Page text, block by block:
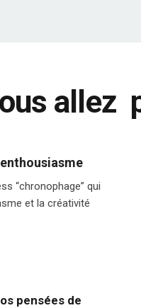
allez
“chronophage” qui
et la créativité
pensées de